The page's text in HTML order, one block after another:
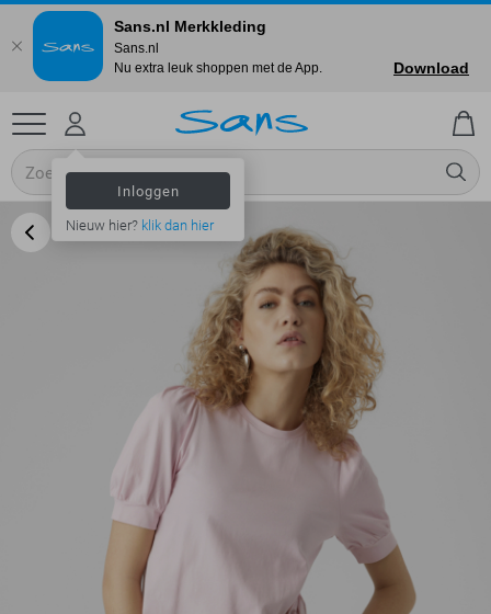
Inloggen
Nieuw hier? klik dan hier
Sans.nl Merkkleding
Sans.nl
Nu extra leuk shoppen met de App.
Download